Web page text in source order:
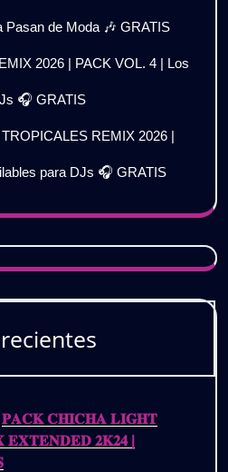
Pasan de Moda 🎶 GRATIS
2026 | PACK VOL. 4 | Los
🎧 GRATIS
REMIX 2026 |
para DJs 🎧 GRATIS
𝐏𝐀𝐂𝐊 𝐂𝐇𝐈𝐂𝐇𝐀 𝐋𝐈𝐆𝐇𝐓
𝟐𝐊𝟐𝟒 |